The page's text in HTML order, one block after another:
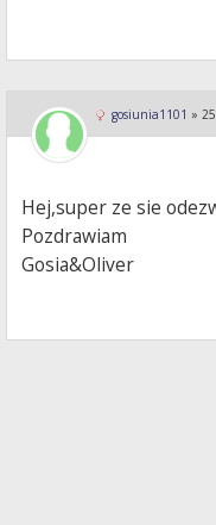
gosiunia1101 »
Hej,super ze sie
Pozdrawiam
Gosia&Oliver